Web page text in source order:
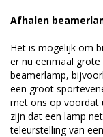
Afhalen
Het is mogelijk om
er nu eenmaal
beamerlamp,
een groot
met ons op voordat
zijn dat een lamp
teleurstelling van